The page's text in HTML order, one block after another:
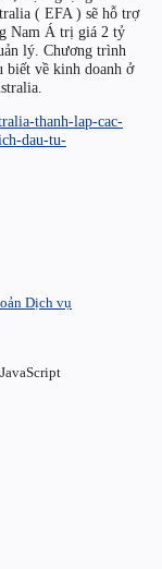
( EFA ) sẽ hỗ trợ
Nam Á trị giá 2 tỷ
lý. Chương trình
biết về kinh doanh ở
thanh-lap-cac-
dau-tu-
Dịch vụ